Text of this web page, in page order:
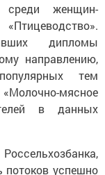
среди женщин-
дипломы
направлению,
тем
мясное
в данных
потоков успешно